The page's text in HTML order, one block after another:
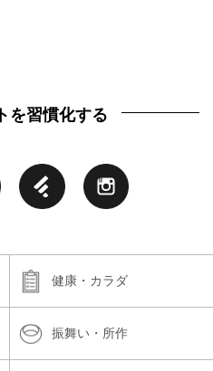
を習慣化する
健康・カラダ
振舞い・所作